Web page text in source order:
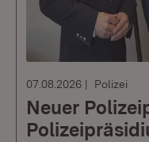
07.08.2026 Polizei
Neuer